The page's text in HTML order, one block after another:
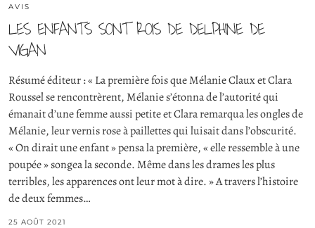
AVIS
LES ENFANTS SONT ROIS DE DELPHINE DE
VIGAN
Résumé éditeur : « La première fois que Mélanie Claux et Clara
Roussel se rencontrèrent, Mélanie s’étonna de l’autorité qui
émanait d’une femme aussi petite et Clara remarqua les ongles de
Mélanie, leur vernis rose à paillettes qui luisait dans l’obscurité.
« On dirait une enfant » pensa la première, « elle ressemble à une
poupée » songea la seconde. Même dans les drames les plus
terribles, les apparences ont leur mot à dire. » A travers l’histoire
de deux femmes…
25 AOÛT 2021